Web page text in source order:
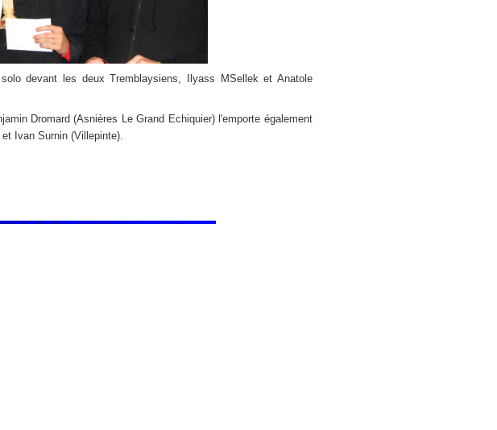
devant les deux Tremblaysiens, Ilyass MSellek et Anatole
Dromard (Asnières Le Grand Echiquier) l'emporte également
Ivan Surnin (Villepinte).